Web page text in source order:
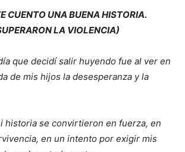
CUENTO UNA BUENA HISTORIA.
LA VIOLENCIA)
que decidí salir huyendo fue al ver en
de mis hijos la desesperanza y la
historia se convirtieron en fuerza, en
en un intento por exigir mis